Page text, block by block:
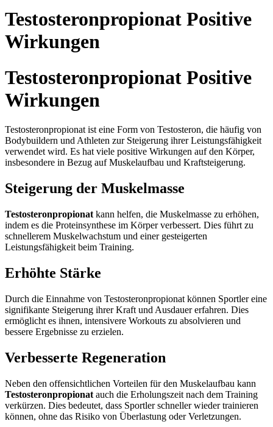
Testosteronpropionat Positive
Wirkungen
Testosteronpropionat Positive
Wirkungen
Testosteronpropionat ist eine Form von Testosteron, die häufig von
Bodybuildern und Athleten zur Steigerung ihrer Leistungsfähigkeit
verwendet wird. Es hat viele positive Wirkungen auf den Körper,
insbesondere in Bezug auf Muskelaufbau und Kraftsteigerung.
Steigerung der Muskelmasse
Testosteronpropionat kann helfen, die Muskelmasse zu erhöhen,
indem es die Proteinsynthese im Körper verbessert. Dies führt zu
schnellerem Muskelwachstum und einer gesteigerten
Leistungsfähigkeit beim Training.
Erhöhte Stärke
Durch die Einnahme von Testosteronpropionat können Sportler eine
signifikante Steigerung ihrer Kraft und Ausdauer erfahren. Dies
ermöglicht es ihnen, intensivere Workouts zu absolvieren und
bessere Ergebnisse zu erzielen.
Verbesserte Regeneration
Neben den offensichtlichen Vorteilen für den Muskelaufbau kann
Testosteronpropionat auch die Erholungszeit nach dem Training
verkürzen. Dies bedeutet, dass Sportler schneller wieder trainieren
können, ohne das Risiko von Überlastung oder Verletzungen.